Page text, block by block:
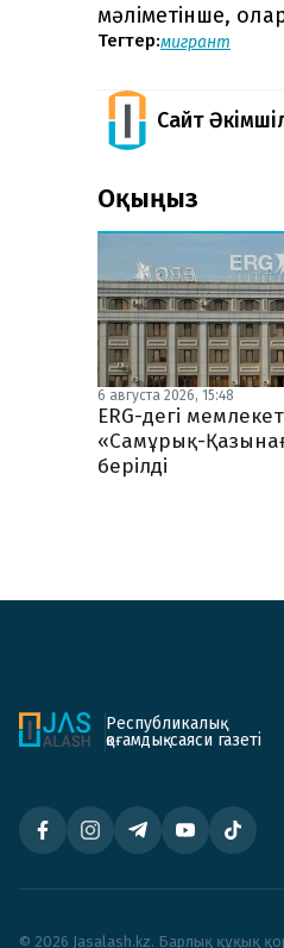
мәліметінше,
Тегтер:мигрант
Сайт
Оқыңыз
6 августа 2026, 15:48
ERG-дегі
«Самұрық-
берілді
Республикалық
қоғамдық-саяси газеті
© 2026 Jasalash.kz. Барлық құқық